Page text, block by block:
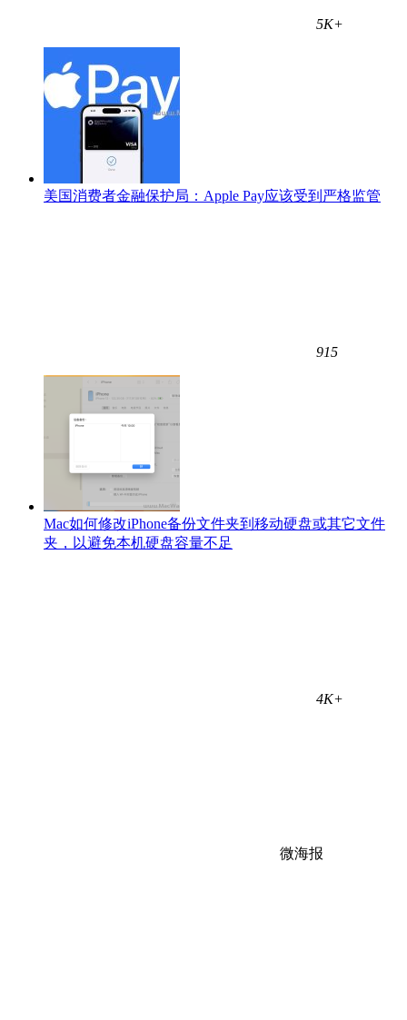
5K+
美国消费者金融保护局：Apple Pay应该受到严格监管
915
Mac如何修改iPhone备份文件夹到移动硬盘或其它文件
夹，以避免本机硬盘容量不足
4K+
微海报